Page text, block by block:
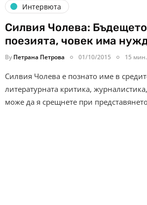
Интервюта
Силвия Чолева:
поезията, човек има
By Петрана Петрова 01/10/2015 15 мин.
Силвия Чолева е познато име в
литературната критика,
може да я срещнете при